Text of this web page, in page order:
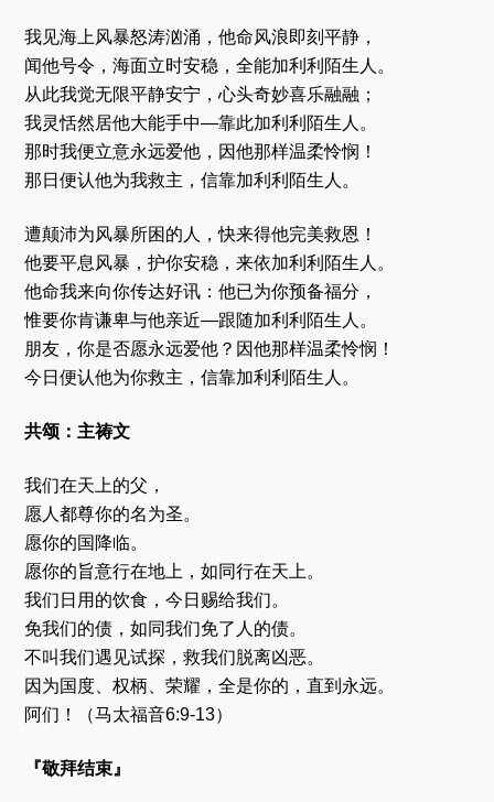
我见海上风暴怒涛汹涌，他命风浪即刻平静，
闻他号令，海面立时安稳，全能加利利陌生人。
从此我觉无限平静安宁，心头奇妙喜乐融融；
我灵恬然居他大能手中—靠此加利利陌生人。
那时我便立意永远爱他，因他那样温柔怜悯！
那日便认他为我救主，信靠加利利陌生人。
遭颠沛为风暴所困的人，快来得他完美救恩！
他要平息风暴，护你安稳，来依加利利陌生人。
他命我来向你传达好讯：他已为你预备福分，
惟要你肯谦卑与他亲近—跟随加利利陌生人。
朋友，你是否愿永远爱他？因他那样温柔怜悯！
今日便认他为你救主，信靠加利利陌生人。
共颂：主祷文
我们在天上的父，
愿人都尊你的名为圣。
愿你的国降临。
愿你的旨意行在地上，如同行在天上。
我们日用的饮食，今日赐给我们。
免我们的债，如同我们免了人的债。
不叫我们遇见试探，救我们脱离凶恶。
因为国度、权柄、荣耀，全是你的，直到永远。
阿们！（马太福音6:9-13）
『敬拜结束』